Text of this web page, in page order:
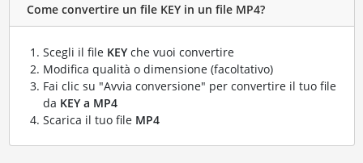
Come convertire un file KEY in un file MP4?
Scegli il file KEYche vuoi convertire
Modifica qualità o dimensione (facoltativo)
Fai clic su "Avvia conversione" per convertire il tuo file
da KEY a MP4
Scarica il tuo file MP4